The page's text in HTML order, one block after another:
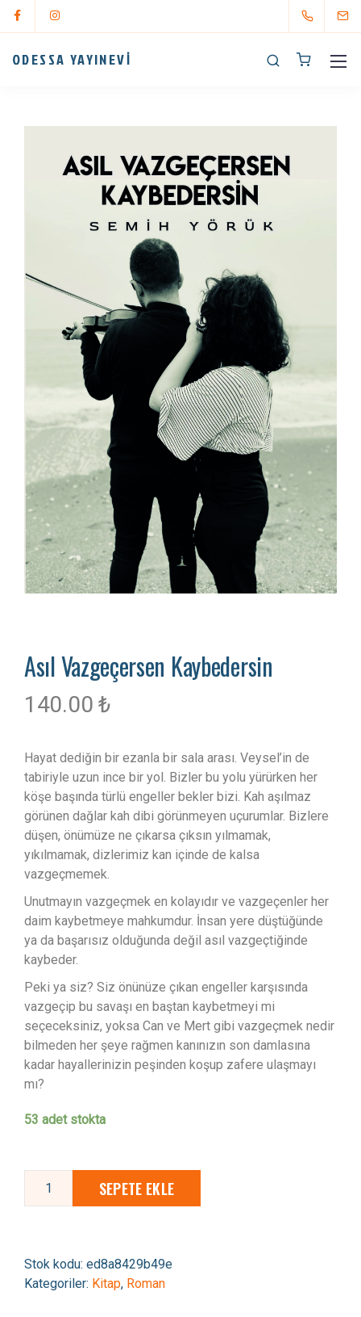
ODESSA YAYINEVİ
Asıl Vazgeçersen Kaybedersin
140.00₺
Hayat dediğin bir ezanla bir sala arası. Veysel’in de
tabiriyle uzun ince bir yol. Bizler bu yolu yürürken her
köşe başında türlü engeller bekler bizi. Kah aşılmaz
görünen dağlar kah dibi görünmeyen uçurumlar. Bizlere
düşen, önümüze ne çıkarsa çıksın yılmamak,
yıkılmamak, dizlerimiz kan içinde de kalsa
vazgeçmemek.
Unutmayın vazgeçmek en kolayıdır ve vazgeçenler her
daim kaybetmeye mahkumdur. İnsan yere düştüğünde
ya da başarısız olduğunda değil asıl vazgeçtiğinde
kaybeder.
Peki ya siz? Siz önünüze çıkan engeller karşısında
vazgeçip bu savaşı en baştan kaybetmeyi mi
seçeceksiniz, yoksa Can ve Mert gibi vazgeçmek nedir
bilmeden her şeye rağmen kanınızın son damlasına
kadar hayallerinizin peşinden koşup zafere ulaşmayı
mı?
53 adet stokta
SEPETE EKLE
Stok kodu: ed8a8429b49e
Kategoriler: Kitap, Roman